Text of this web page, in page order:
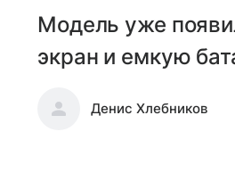
Модель уже
экран и емкую
Денис Хлебников